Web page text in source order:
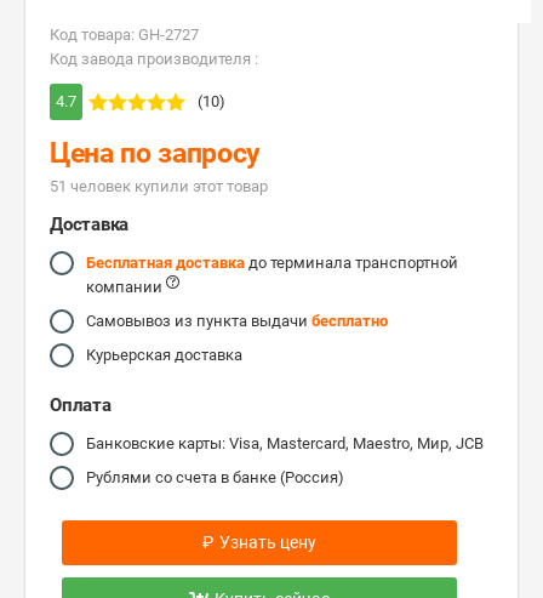
Код товара: GH-2727
Код завода производителя :
4.7 (10)
Цена по запросу
51 человек купили этот товар
Доставка
Бесплатная доставка до терминала транспортной
компании
Самовывоз из пункта выдачи бесплатно
Курьерская доставка
Оплата
Банковские карты: Visa, Mastercard, Maestro, Мир, JCB
Рублями со счета в банке (Россия)
₽ Узнать цену